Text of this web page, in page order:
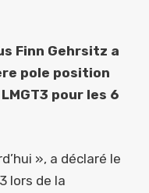
Finn Gehrsitz a
pole position
pour les 6
», a déclaré le
lors de la